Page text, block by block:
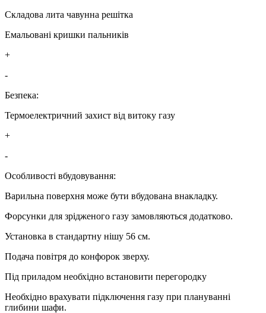
Складова лита чавунна решітка
Емальовані кришки пальників
+
-
Безпека:
Термоелектричний захист від витоку газу
+
-
Особливості вбудовування:
Варильна поверхня може бути вбудована внакладку.
Форсунки для зрідженого газу замовляються додатково.
Установка в стандартну нішу 56 см.
Подача повітря до конфорок зверху.
Під приладом необхідно встановити перегородку
Необхідно врахувати підключення газу при плануванні
глибини шафи.